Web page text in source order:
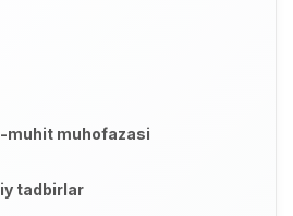
muhit muhofazasi
tadbirlar